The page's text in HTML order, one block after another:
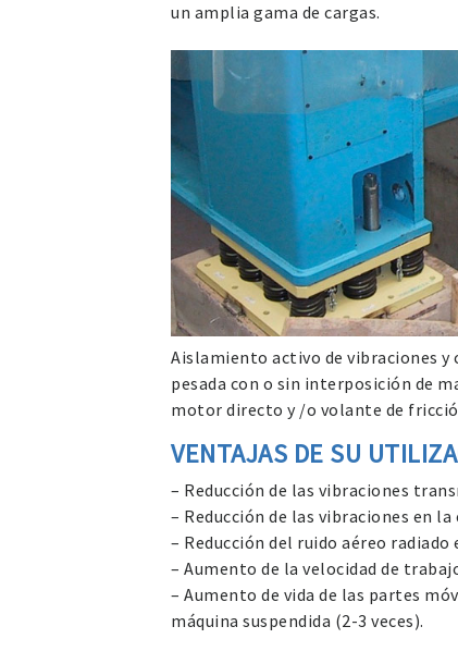
un amplia gama de cargas.
Aislamiento activo de vibraciones y
pesada con o sin interposición de
motor directo y /o volante de
VENTAJAS DE SU
– Reducción de las vibraciones
– Reducción de las vibraciones en
– Reducción del ruido aéreo radiado
– Aumento de la velocidad de
– Aumento de vida de las partes
máquina suspendida (2-3 veces).